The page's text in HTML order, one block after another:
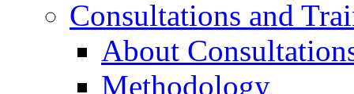
Consultations and
About
Methodology